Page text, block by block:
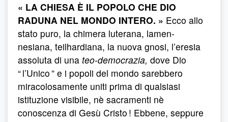
« LA CHIESA È IL POPOLO CHE DIO
RADUNA NEL MONDO INTERO. » Ecco allo
stato puro, la chimera luterana, lamen-
nesiana, teilhardiana, la nuova gnosi, l’eresia
assoluta di una teo-democrazia, dove Dio
“ l’Unico ” e i popoli del mondo sarebbero
miracolosamente uniti prima di qualsiasi
istituzione visibile, nè sacramenti nè
conoscenza di Gesù Cristo ! Ebbene, seppure